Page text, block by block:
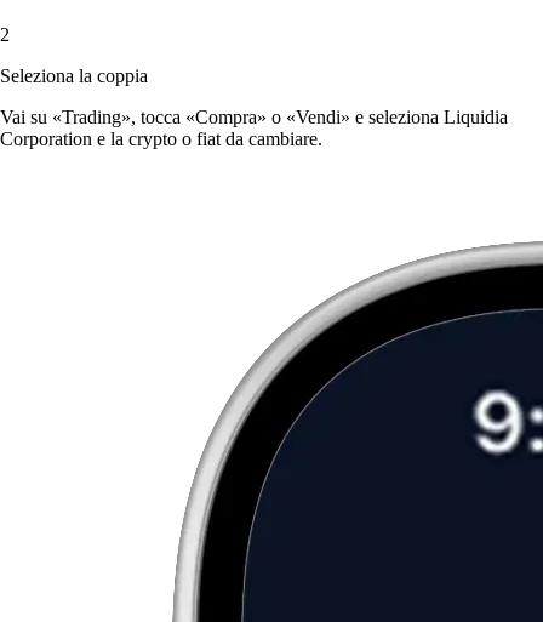
2
Seleziona la coppia
Vai su «Trading», tocca «Compra» o «Vendi» e seleziona Liquidia
Corporation e la crypto o fiat da cambiare.